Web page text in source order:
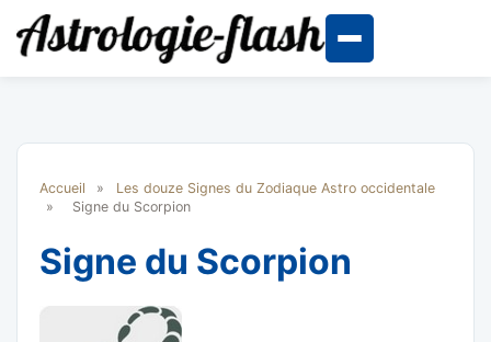
Accueil »
Les douze Signes du Zodiaque Astro occidentale
»
Signe du Scorpion
Signe du Scorpion